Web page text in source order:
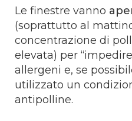
Le finestre vanno
(soprattutto al
concentrazione di
elevata) per
allergeni e, se
utilizzato un
antipolline.